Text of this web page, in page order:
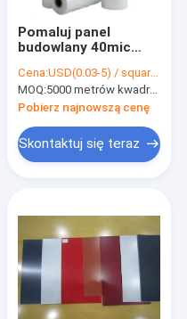
Pomaluj panel
budowlany 40mic
ochronna z blachy
Cena:USD(0.03-5) / square meter
MOQ:5000 metrów kwadratowych, 10000 metrów kwadratowych z nadrukiem
Pobierz najnowszą cenę
Skontaktuj się teraz